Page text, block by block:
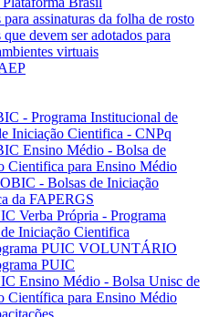
assinaturas da folha de rosto
devem ser adotados para
virtuais
- Programa Institucional de
Iniciação Cientifica - CNPq
Ensino Médio - Bolsa de
Cientifica para Ensino Médio
- Bolsas de Iniciação
da FAPERGS
Verba Própria - Programa
Iniciação Cientifica
PUIC VOLUNTÁRIO
PUIC
Ensino Médio - Bolsa Unisc de
Científica para Ensino Médio